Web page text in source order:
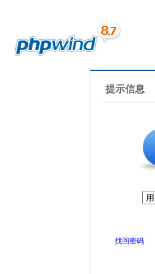
提示信息
找回密码